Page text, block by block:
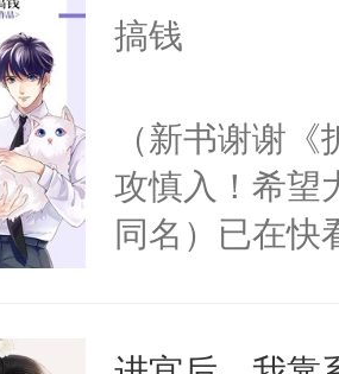
用力——为你
搞钱
（新书谢谢
攻慎入！希望
同名）已在快